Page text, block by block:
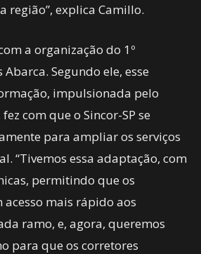
região”, explica Camillo.
a organização do 1º
Segundo ele, esse
impulsionada pelo
com que o Sincor-SP se
para ampliar os serviços
“Tivemos essa adaptação, com
permitindo que os
mais rápido aos
ramo, e, agora, queremos
para que os corretores